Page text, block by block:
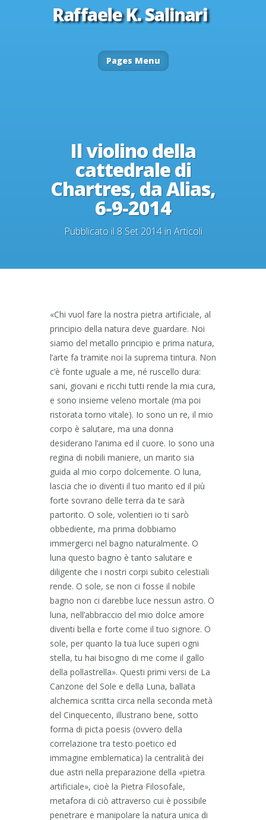
Pages Menu
Il violino della
cattedrale di
Chartres, da Alias,
6-9-2014
Pubblicato il 8 Set 2014 inArticoli
«Chi vuol fare la nostra pietra artificiale, al
principio della natura deve guardare. Noi
siamo del metallo principio e prima natura,
l’arte fa tramite noi la suprema tintura. Non
c’è fonte uguale a me, né ruscello dura:
sani, giovani e ricchi tutti rende la mia cura,
e sono insieme veleno mortale (ma poi
ristorata torno vitale). Io sono un re, il mio
corpo è salutare, ma una donna
desiderano l’anima ed il cuore. Io sono una
regina di nobili maniere, un marito sia
guida al mio corpo dolcemente. O luna,
lascia che io diventi il tuo marito ed il più
forte sovrano delle terra da te sarà
partorito. O sole, volentieri io ti sarò
obbediente, ma prima dobbiamo
immergerci nel bagno naturalmente. O
luna questo bagno è tanto salutare e
diligente che i nostri corpi subito celestiali
rende. O sole, se non ci fosse il nobile
bagno non ci darebbe luce nessun astro. O
luna, nell’abbraccio del mio dolce amore
diventi bella e forte come il tuo signore. O
sole, per quanto la tua luce superi ogni
stella, tu hai bisogno di me come il gallo
della pollastrella». Questi primi versi de La
Canzone del Sole e della Luna, ballata
alchemica scritta circa nella seconda metà
del Cinquecento, illustrano bene, sotto
forma di picta poesis (ovvero della
correlazione tra testo poetico ed
immagine emblematica) la centralità dei
due astri nella preparazione della «pietra
artificiale», cioè la Pietra Filosofale,
metafora di ciò attraverso cui è possibile
penetrare e manipolare la natura unica di